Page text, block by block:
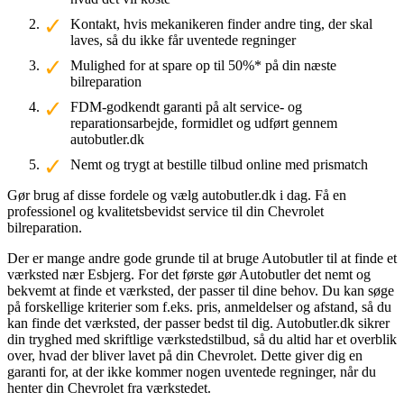
Kontakt, hvis mekanikeren finder andre ting, der skal
laves, så du ikke får uventede regninger
Mulighed for at spare op til 50%* på din næste
bilreparation
FDM-godkendt garanti på alt service- og
reparationsarbejde, formidlet og udført gennem
autobutler.dk
Nemt og trygt at bestille tilbud online med prismatch
Gør brug af disse fordele og vælg autobutler.dk i dag. Få en
professionel og kvalitetsbevidst service til din Chevrolet
bilreparation.
Der er mange andre gode grunde til at bruge Autobutler til at finde et
værksted nær Esbjerg. For det første gør Autobutler det nemt og
bekvemt at finde et værksted, der passer til dine behov. Du kan søge
på forskellige kriterier som f.eks. pris, anmeldelser og afstand, så du
kan finde det værksted, der passer bedst til dig. Autobutler.dk sikrer
din tryghed med skriftlige værkstedstilbud, så du altid har et overblik
over, hvad der bliver lavet på din Chevrolet. Dette giver dig en
garanti for, at der ikke kommer nogen uventede regninger, når du
henter din Chevrolet fra værkstedet.